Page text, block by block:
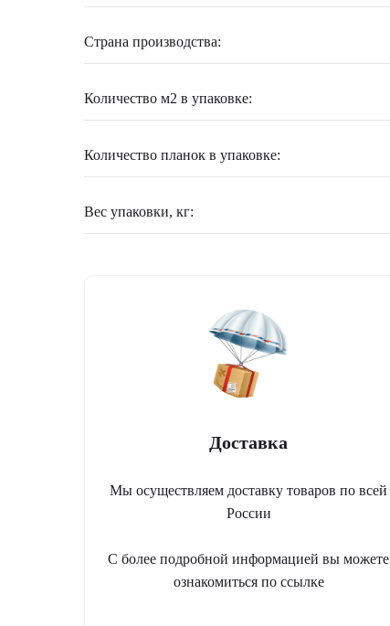
Страна производства:
Количество м2 в упаковке:
Количество планок в упаковке:
Вес упаковки, кг:
Доставка
Мы осуществляем доставку товаров по всей
России
С более подробной информацией вы можете
ознакомиться по ссылке